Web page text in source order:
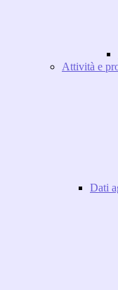
Attività e
Dati